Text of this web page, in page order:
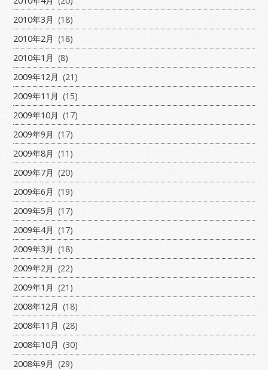
2010年3月 (18)
2010年2月 (18)
2010年1月 (8)
2009年12月 (21)
2009年11月 (15)
2009年10月 (17)
2009年9月 (17)
2009年8月 (11)
2009年7月 (20)
2009年6月 (19)
2009年5月 (17)
2009年4月 (17)
2009年3月 (18)
2009年2月 (22)
2009年1月 (21)
2008年12月 (18)
2008年11月 (28)
2008年10月 (30)
2008年9月 (29)